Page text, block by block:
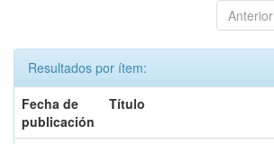
Anterior
Resultados por ítem:
Fecha de
publicación
Título